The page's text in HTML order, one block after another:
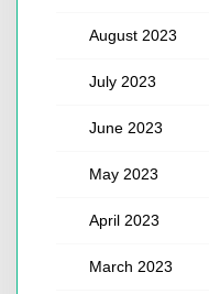
August 2023
July 2023
June 2023
May 2023
April 2023
March 2023